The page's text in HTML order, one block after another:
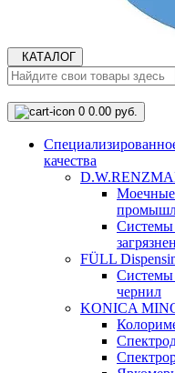
КАТАЛОГ
0 0.00 руб.
качества
Моечные
Системы
FÜLL
чернил
KONICA